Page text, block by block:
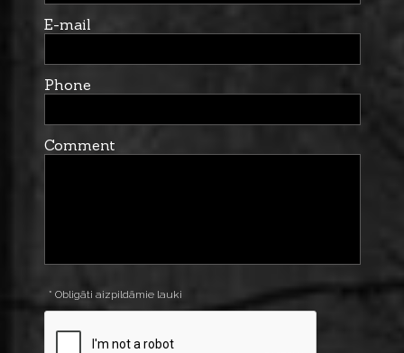
E-mail
Phone
Comment
* Obligāti aizpildāmie lauki